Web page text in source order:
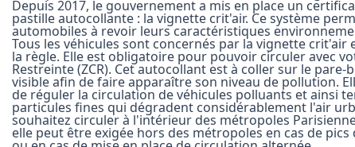
Depuis 2017, le gouvernement a mis en place un
pastille autocollante : la vignette crit'air. Ce système
automobiles à revoir leurs caractéristiques
Tous les véhicules sont concernés par la vignette
la règle. Elle est obligatoire pour pouvoir circuler avec
Restreinte (ZCR). Cet autocollant est à collersur le pare-
visible afin de faire apparaître son niveau de pollution.
de réguler la circulation de véhicules polluants et ainsi
particules fines qui dégradent considérablement l'air
souhaitez circuler à l'intérieur des métropoles
elle peut être exigée hors des métropoles en cas de